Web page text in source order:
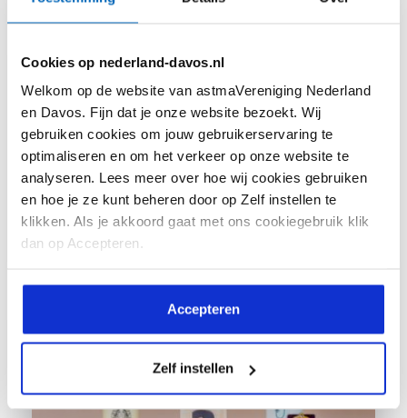
Cookies op nederland-davos.nl
Welkom op de website van astmaVereniging Nederland
en Davos. Fijn dat je onze website bezoekt. Wij
gebruiken cookies om jouw gebruikerservaring te
optimaliseren en om het verkeer op onze website te
analyseren. Lees meer over hoe wij cookies gebruiken
en hoe je ze kunt beheren door op Zelf instellen te
klikken. Als je akkoord gaat met ons cookiegebruik klik
dan op Accepteren.
Accepteren
Zelf instellen